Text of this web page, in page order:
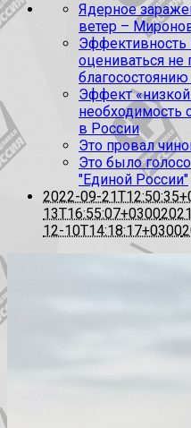
Ядерное
ветер –
Эффективность
оцениваться не
Эффект
необходимость
в России
Это провал
Это было
"Единой России"
2022-09-
13T16:55:07+0300
12-10T14:18:17+0300